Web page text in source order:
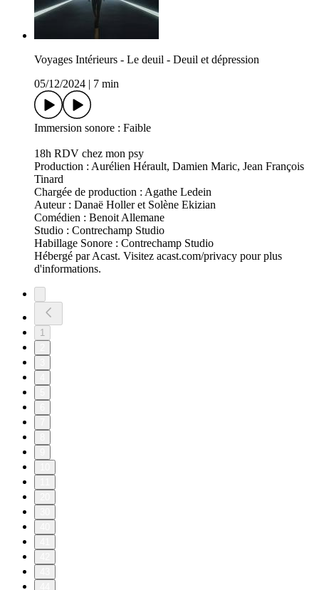
Voyages Intérieurs - Le deuil - Deuil et dépression
05/12/2024
7 min
Immersion sonore : Faible
18h RDV chez mon psy
Production : Aurélien Hérault, Damien Maric, Jean François
Tinard
Chargée de production : Agathe Ledein
Auteur : Danaë Holler et Solène Ekizian
Comédien : Benoit Allemane
Studio : Contrechamp Studio
Habillage Sonore : Contrechamp Studio
Hébergé par Acast. Visitez acast.com/privacy pour plus
d'informations.
1